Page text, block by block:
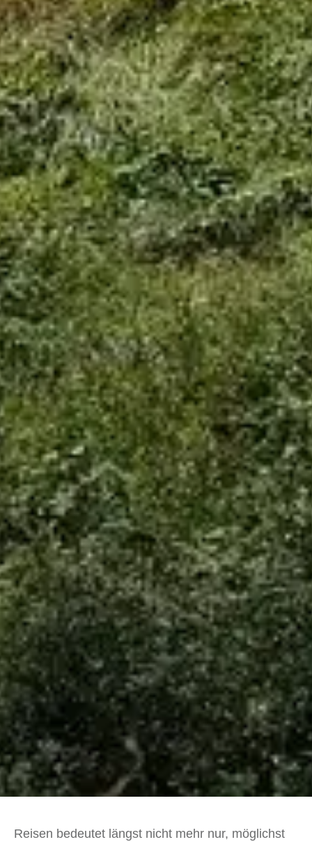
Reisen bedeutet längst nicht mehr nur, möglichst